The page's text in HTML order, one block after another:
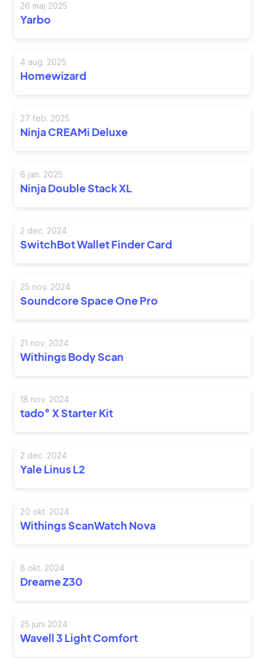
26 maj 2025
Yarbo
4 aug. 2025
Homewizard
27 feb. 2025
Ninja CREAMi Deluxe
6 jan. 2025
Ninja Double Stack XL
2 dec. 2024
SwitchBot Wallet Finder Card
25 nov. 2024
Soundcore Space One Pro
21 nov. 2024
Withings Body Scan
18 nov. 2024
tado° X Starter Kit
2 dec. 2024
Yale Linus L2
20 okt. 2024
Withings ScanWatch Nova
8 okt. 2024
Dreame Z30
25 juni 2024
Wavell 3 Light Comfort